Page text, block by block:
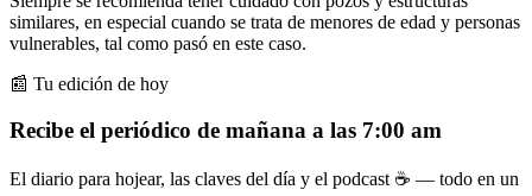
similares, en especial cuando se trata de menores de edad y personas
vulnerables, tal como pasó en este caso.
📰 Tu edición de hoy
Recibe el periódico de mañana a las 7:00 am
El diario para hojear, las claves del día y el podcast ☕ — todo en un